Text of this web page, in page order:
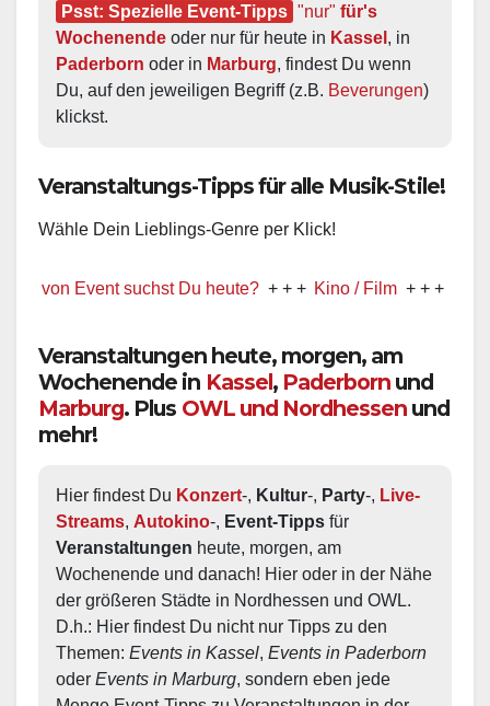
Psst: Spezielle Event-Tipps "nur" für's
Wochenende oder nur für heute in Kassel
Paderborn oder in Marburg, findest Du wenn
Du, auf den jeweiligen Begriff (z.B. Beverungen)
klickst.
Veranstaltungs-Tipps für alle Musik-Stile!
Wähle Dein Lieblings-Genre per Klick!
Event suchst Du heute? + + + Kino / Film + + + Ww
Veranstaltungen heute, morgen, am
Wochenende in Kassel, Paderborn und
Marburg. Plus OWL und Nordhessen und
mehr!
Hier findest Du Konzert-, Kultur-, Party-, Live-
Streams, Autokino-, Event-Tipps
Veranstaltungen heute, morgen, am
Wochenende und danach! Hier oder in der Nähe
der größeren Städte in Nordhessen und OWL.
D.h.: Hier findest Du nicht nur Tipps zu den
Themen: Events in Kassel, Events in Paderborn
oder Events in Marburg, sondern eben jede